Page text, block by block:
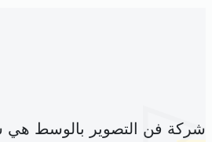
شركة فن التصوير بالوسط هي